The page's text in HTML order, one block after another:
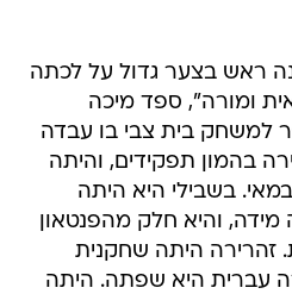
ראש בצער גדול על לכתה
ומורה", ספד מיכה
למשחק בית צבי בו עבדה
בהמון תפקידים, והיתה
בשבילי היא היתה
והיא חלק מהפנטאון
זהרירה היתה שחקנית
עברית היא שפתה. היתה